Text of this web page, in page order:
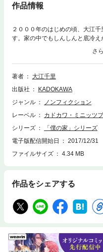
作品情報
２０００年のはじめの頃、大江
す。家の中でもしんしんと底冷え
が落ちたり、靴がカビだらけに
る前に快適なマンションにでも
い日本家屋をメインテナンスし
変わっていった。自分の立ち位置
は、「日本家屋の一年／夏の家／
動く」の日本家屋編。【読了時
著者
大江千里
出版社
KADOKAWA
ジャンル
ノンフィクション
レーベル
カドカワ・ミニッツ
シリーズ
「僕の家」シリーズ
電子版配信開始日
2017/12/31
ファイルサイズ
4.34 MB
作品をシェアする